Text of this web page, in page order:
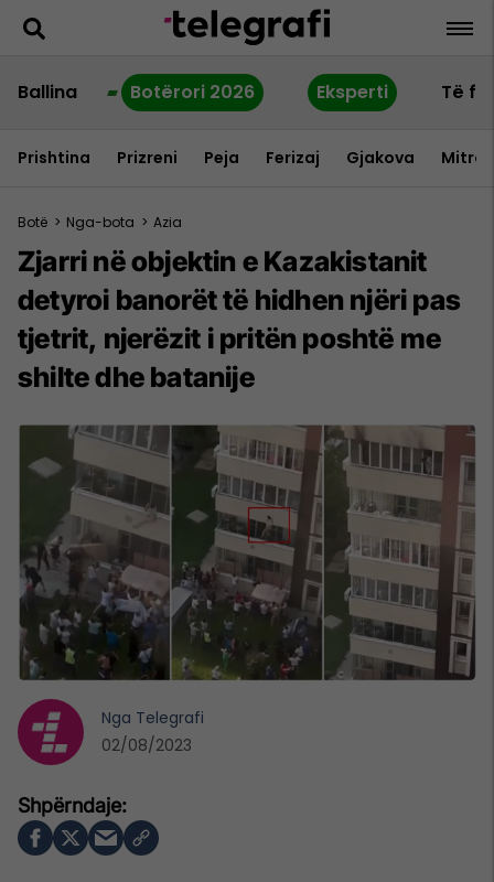
Ballina Botërori 2026 Eksperti Të
Prishtina Prizreni Peja Ferizaj Gjakova
Botë > Nga-bota > Azia
Zjarri në objektin e Kazakistanit
detyroi banorët të hidhen njëri pas
tjetrit, njerëzit i pritën poshtë me
shilte dhe batanije
Nga Telegrafi
02/08/2023